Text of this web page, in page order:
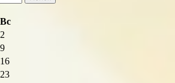
Вс
2
9
16
23